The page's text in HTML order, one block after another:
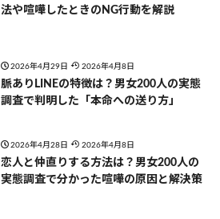
法や喧嘩したときのNG行動を解説
2026年4月29日 2026年4月8日
脈ありLINEの特徴は？男女200人の実態
調査で判明した「本命への送り方」
2026年4月28日 2026年4月8日
恋人と仲直りする方法は？男女200人の
実態調査で分かった喧嘩の原因と解決策